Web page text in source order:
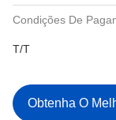
Condições De
T/T
Obtenha O